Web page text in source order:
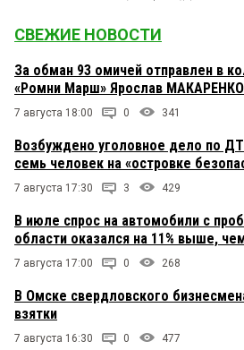
СВЕЖИЕ НОВОСТИ
За обман 93 омичей отправлен в
«Ромни Марш» Ярослав МАКАРЕНКО
7 августа 18:00 0 341
Возбуждено уголовное дело по
семь человек на «островке
7 августа 17:30 3 429
В июле спрос на автомобили с
области оказался на 11% выше,
7 августа 17:00 0 268
В Омске свердловского
взятки
7 августа 16:30 0 477